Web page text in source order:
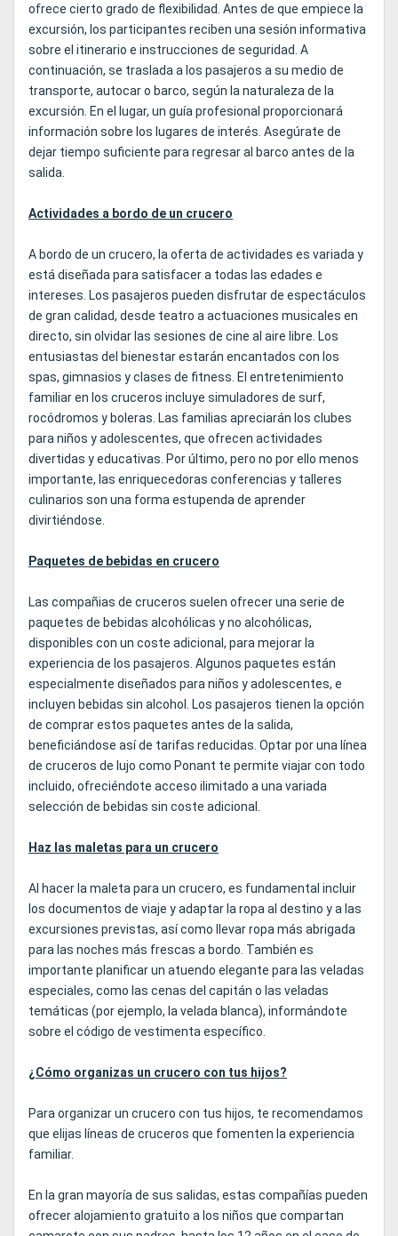
ofrece cierto grado de flexibilidad. Antes de que empiece la
excursión, los participantes reciben una sesión informativa
sobre el itinerario e instrucciones de seguridad. A
continuación, se traslada a los pasajeros a su medio de
transporte, autocar o barco, según la naturaleza de la
excursión. En el lugar, un guía profesional proporcionará
información sobre los lugares de interés. Asegúrate de
dejar tiempo suficiente para regresar al barco antes de la
salida.
Actividades a bordo de un crucero
A bordo de un crucero, la oferta de actividades es variada y
está diseñada para satisfacer a todas las edades e
intereses. Los pasajeros pueden disfrutar de espectáculos
de gran calidad, desde teatro a actuaciones musicales en
directo, sin olvidar las sesiones de cine al aire libre. Los
entusiastas del bienestar estarán encantados con los
spas, gimnasios y clases de fitness. El entretenimiento
familiar en los cruceros incluye simuladores de surf,
rocódromos y boleras. Las familias apreciarán los clubes
para niños y adolescentes, que ofrecen actividades
divertidas y educativas. Por último, pero no por ello menos
importante, las enriquecedoras conferencias y talleres
culinarios son una forma estupenda de aprender
divirtiéndose.
Paquetes de bebidas en crucero
Las compañias de cruceros suelen ofrecer una serie de
paquetes de bebidas alcohólicas y no alcohólicas,
disponibles con un coste adicional, para mejorar la
experiencia de los pasajeros. Algunos paquetes están
especialmente diseñados para niños y adolescentes, e
incluyen bebidas sin alcohol. Los pasajeros tienen la opción
de comprar estos paquetes antes de la salida,
beneficiándose así de tarifas reducidas. Optar por una línea
de cruceros de lujo como Ponant te permite viajar con todo
incluido, ofreciéndote acceso ilimitado a una variada
selección de bebidas sin coste adicional.
Haz las maletas para un crucero
Al hacer la maleta para un crucero, es fundamental incluir
los documentos de viaje y adaptar la ropa al destino y a las
excursiones previstas, así como llevar ropa más abrigada
para las noches más frescas a bordo. También es
importante planificar un atuendo elegante para las veladas
especiales, como las cenas del capitán o las veladas
temáticas (por ejemplo, la velada blanca), informándote
sobre el código de vestimenta específico.
¿Cómo organizas un crucero con tus hijos?
Para organizar un crucero con tus hijos, te recomendamos
que elijas líneas de cruceros que fomenten la experiencia
familiar.
En la gran mayoría de sus salidas, estas compañías pueden
ofrecer alojamiento gratuito a los niños que compartan